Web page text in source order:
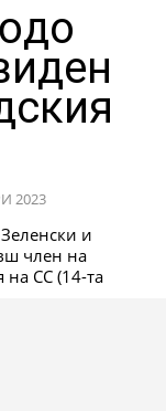
2023
и
член на
на СС (14-та